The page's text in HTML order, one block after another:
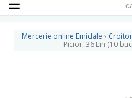
Mercerie online Emidale ›
Picior, 36 Lin (10